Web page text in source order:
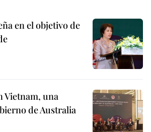
en el objetivo de
Vietnam, una
de Australia